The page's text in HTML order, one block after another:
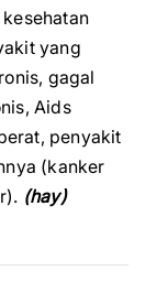
kesehatan
yang
gagal
Aids
penyakit
(kanker
(hay)